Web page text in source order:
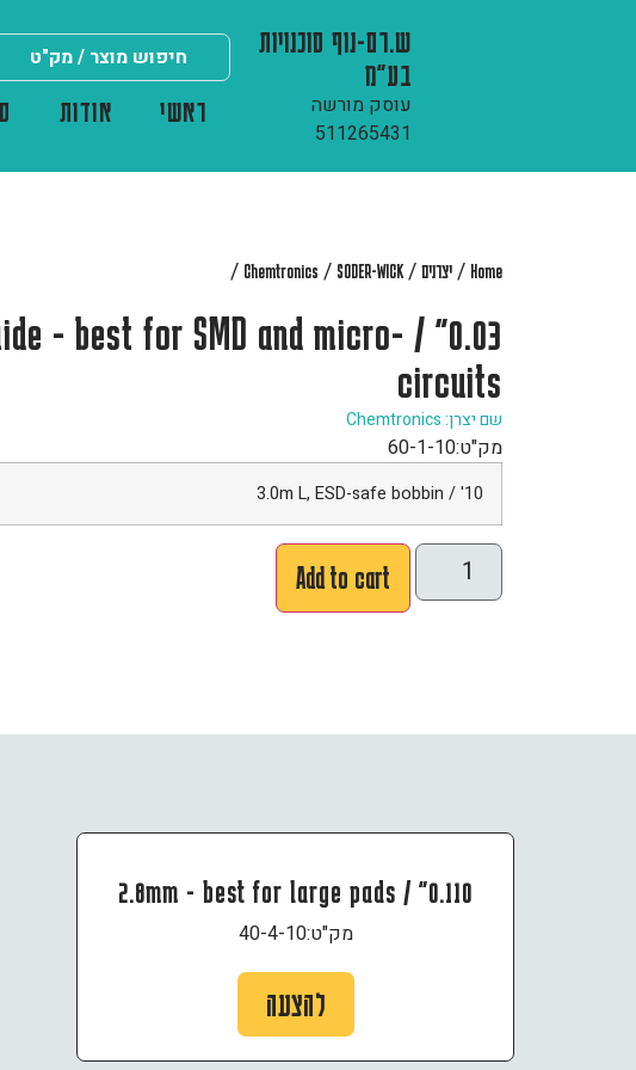
ש.רם-נוף סוכנויות
בע"מ
עוסק מורשה
511265431
ראשי אודות
Home
/ יצרנים /
Chemtronics / SODER-WICK
/
wide - best for SMD and micro-
circuits
שם יצרן: Chemtronics
מק"ט:60-1-10
10' / 3.0m L, ESD-safe bobbin
Add to cart
0.110" / 2.8mm - best for large pads
מק"ט:40-4-10
להצעה